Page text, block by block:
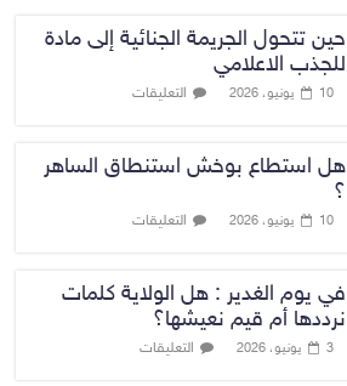
حين تتحول الجريمة الجنائية إلى مادة
للجذب الاعلامي
10 يونيو، 2026 التعليقات
هل استطاع بوخش استنطاق الساهر
؟
10 يونيو، 2026 التعليقات
في يوم الغدير : هل الولاية كلمات
نرددها أم قيم نعيشها؟
3 يونيو، 2026 التعليقات